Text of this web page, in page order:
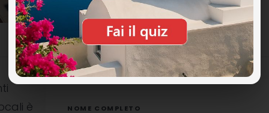
è
NOME COMPLETO